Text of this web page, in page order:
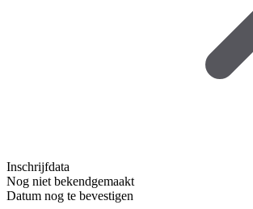
Inschrijfdata
Nog niet bekendgemaakt
Datum nog te bevestigen